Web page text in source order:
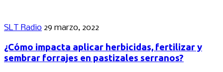
SLT Radio 29 marzo, 2022
¿Cómo impacta aplicar herbicidas, fertilizar y
sembrar forrajes en pastizales serranos?